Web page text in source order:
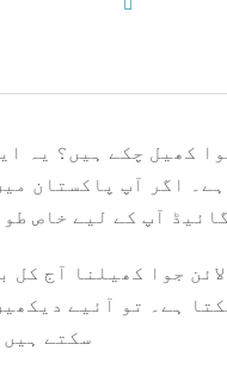
بالغ لوگ کبھی نہ کبھی جوا کھیل
اگر آپ پاکستان
آپ کے لیے خاص
ہے۔ تو آئیے
سکتے